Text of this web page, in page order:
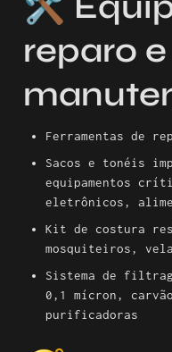
reparo e
Ferramentas de
Sacos e tonéis
equipamentos
eletrônicos,
Kit de costura
mosquiteiros,
Sistema de
0,1 mícron,
purificadoras